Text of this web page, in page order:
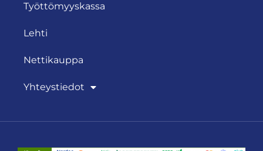
Työttömyyskassa
Lehti
Nettikauppa
Yhteystiedot